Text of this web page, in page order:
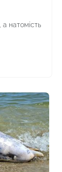
натомість